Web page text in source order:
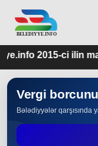
ayının 25-i
Vergi
Bələdiyyələr qarşısında